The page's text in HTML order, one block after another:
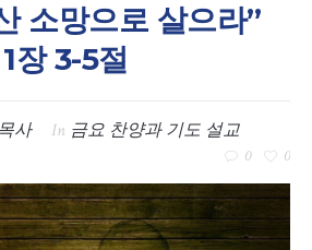
소망으로 살으라”
장 3-5절
사 In 금요 찬양과 기도 설교
0 0